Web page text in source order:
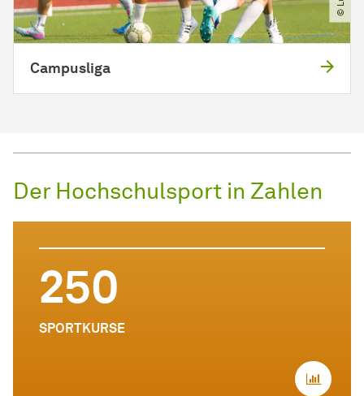
Campusliga
Der Hochschulsport in Zahlen
250
SPORTKURSE